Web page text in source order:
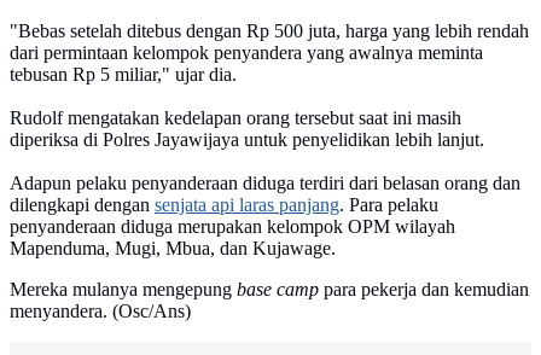
"Bebas setelah ditebus dengan Rp 500 juta, harga yang lebih rendah
dari permintaan kelompok penyandera yang awalnya meminta
tebusan Rp 5 miliar," ujar dia.
Rudolf mengatakan kedelapan orang tersebut saat ini masih
diperiksa di Polres Jayawijaya untuk penyelidikan lebih lanjut.
Adapun pelaku penyanderaan diduga terdiri dari belasan orang dan
dilengkapi dengan senjata api laras panjang. Para pelaku
penyanderaan diduga merupakan kelompok OPM wilayah
Mapenduma, Mugi, Mbua, dan Kujawage.
Mereka mulanya mengepung base camp para pekerja dan kemudian
menyandera. (Osc/Ans)